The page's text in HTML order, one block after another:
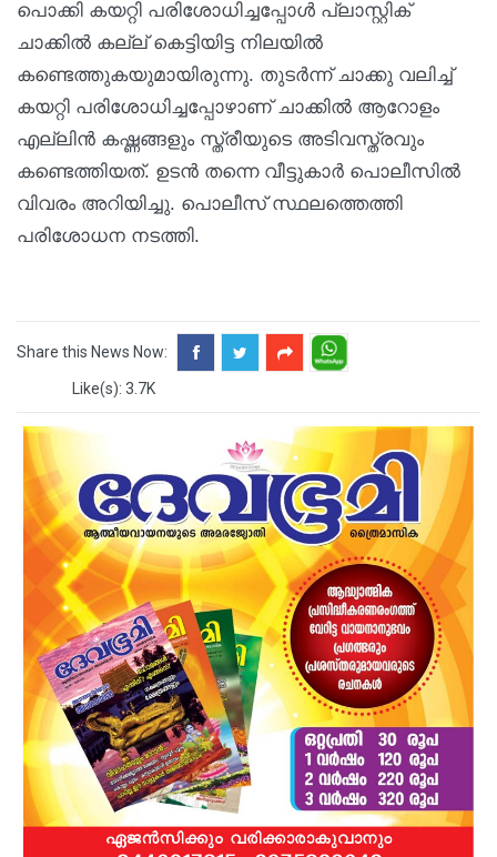
പൊക്കി കയറ്റി പരിശോധിച്ചപ്പോൾ പ്ലാസ്റ്റിക്
ചാക്കില്‍ കല്ല് കെട്ടിയിട്ട നിലയില്‍
കണ്ടെത്തുകയുമായിരുന്നു. തുടര്‍ന്ന് ചാക്കു വലിച്ച്
കയറ്റി പരിശോധിച്ചപ്പോഴാണ് ചാക്കില്‍ ആറോളം
എല്ലിൻ കഷ്ണങ്ങളും സ്ത്രീയുടെ അടിവസ്ത്രവും
കണ്ടെത്തിയത്. ഉടൻ തന്നെ വീട്ടുകാർ പൊലീസിൽ
വിവരം അറിയിച്ചു. പൊലീസ് സ്ഥലത്തെത്തി
പരിശോധന നടത്തി.
Share this News Now:
Like(s): 3.7K